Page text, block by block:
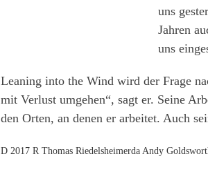
uns
Jahren
uns
Leaning into the Wind wird der Frage
mit Verlust umgehen“, sagt er. Seine
den Orten, an denen er arbeitet. Auch
D 2017 R Thomas Riedelsheimerda Andy